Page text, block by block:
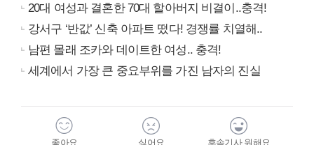
20대 여성과 결혼한 70대 할아버지 비결이..충격!
강서구 ‘반값’ 신축 아파트 떴다! 경쟁률 치열해..
남편 몰래 조카와 데이트한 여성.. 충격!
세계에서 가장 큰 중요부위를 가진 남자의 진실
좋아요
싫어요
후속기사 원해요